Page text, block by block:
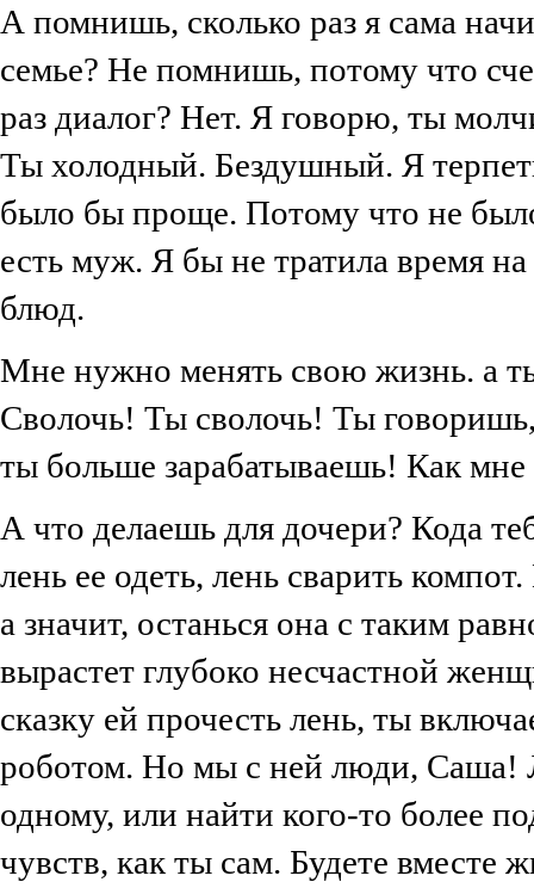
А помнишь, сколько раз я сама
семье? Не помнишь, потому что
раз диалог? Нет. Я говорю, ты
Ты холодный. Бездушный. Я
было бы проще. Потому что не
есть муж. Я бы не тратила время
блюд.
Мне нужно менять свою жизнь. а
Сволочь! Ты сволочь! Ты
ты больше зарабатываешь! Как мне
А что делаешь для дочери? Кода
лень ее одеть, лень сварить
а значит, останься она с таким
вырастет глубоко несчастной
сказку ей прочесть лень, ты
роботом. Но мы с ней люди,
одному, или найти кого-то более
чувств, как ты сам. Будете вместе